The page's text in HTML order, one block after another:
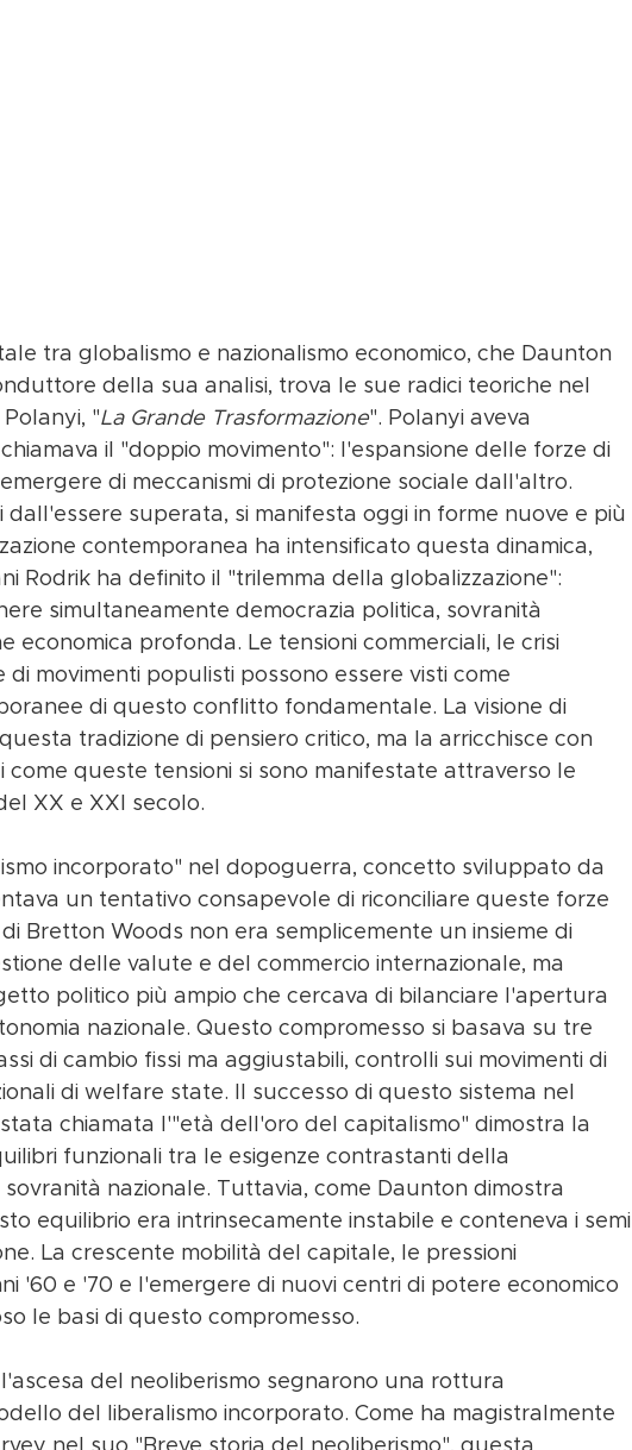
tra globalismo e nazionalismo economico, che Daunton
della sua analisi, trova le sue radici teoriche nel
"La Grande Trasformazione". Polanyi aveva
il "doppio movimento": l'espansione delle forze di
di meccanismi di protezione sociale dall'altro.
superata, si manifesta oggi in forme nuove e più
contemporanea ha intensificato questa dinamica,
Rodrik ha definito il "trilemma della globalizzazione":
simultaneamente democrazia politica, sovranità
economica profonda. Le tensioni commerciali, le crisi
di movimenti populisti possono essere visti come
di questo conflitto fondamentale. La visione di
tradizione di pensiero critico, ma la arricchisce con
queste tensioni si sono manifestate attraverso le
XX e XXI secolo.
incorporato" nel dopoguerra, concetto sviluppato da
un tentativo consapevole di riconciliare queste forze
Bretton Woods non era semplicemente un insieme di
delle valute e del commercio internazionale, ma
politico più ampio che cercava di bilanciare l'apertura
nazionale. Questo compromesso si basava su tre
di cambio fissi ma aggiustabili, controlli sui movimenti di
di welfare state. Il successo di questo sistema nel
chiamata l'"età dell'oro del capitalismo" dimostra la
funzionali tra le esigenze contrastanti della
nazionale. Tuttavia, come Daunton dimostra
equilibrio era intrinsecamente instabile e conteneva i semi
La crescente mobilità del capitale, le pressioni
'60 e '70 e l'emergere di nuovi centri di potere economico
le basi di questo compromesso.
l'ascesa del neoliberismo segnarono una rottura
del liberalismo incorporato. Come ha magistralmente